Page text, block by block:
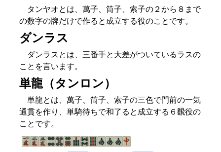
タンヤオとは、萬子、筒子、索子の２から８まで
の数字の牌だけで作ると成立する役のことです。
ダンラス
ダンラスとは、三番手と大差がついているラスの
ことを言います。
単龍（タンロン）
単龍とは、萬子、筒子、索子の三色で門前の一気
通貫を作り、単騎待ちで和了ると成立する６飜役の
ことです。